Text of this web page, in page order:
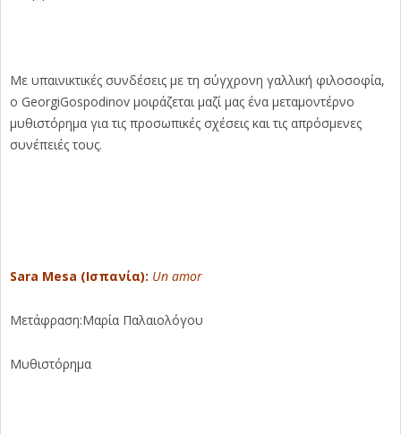
Με υπαινικτικές συνδέσεις με τη σύγχρονη γαλλική φιλοσοφία,
ο GeorgiGospodinov μοιράζεται μαζί μας ένα μεταμοντέρνο
μυθιστόρημα για τις προσωπικές σχέσεις και τις απρόσμενες
συνέπειές τους.
Sara Mesa (Ισπανία): Un amor
Μετάφραση:Μαρία Παλαιολόγου
Μυθιστόρημα